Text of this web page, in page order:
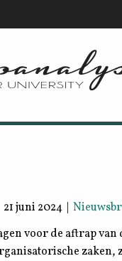
juni 2024 |
voor de aftrap